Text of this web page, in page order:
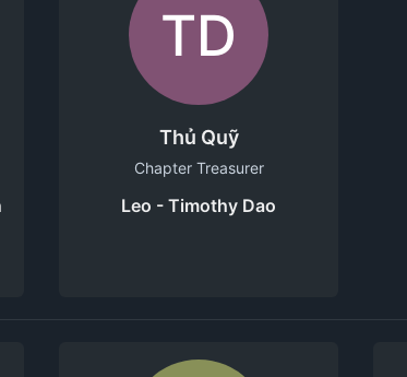
TD
Thủ Quỹ
Chapter Treasurer
Leo - Timothy Dao